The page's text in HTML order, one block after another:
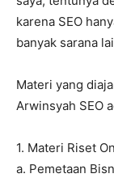
karena SEO
banyak sarana
Materi yang
Arwinsyah SEO
1. Materi Riset
a. Pemetaan